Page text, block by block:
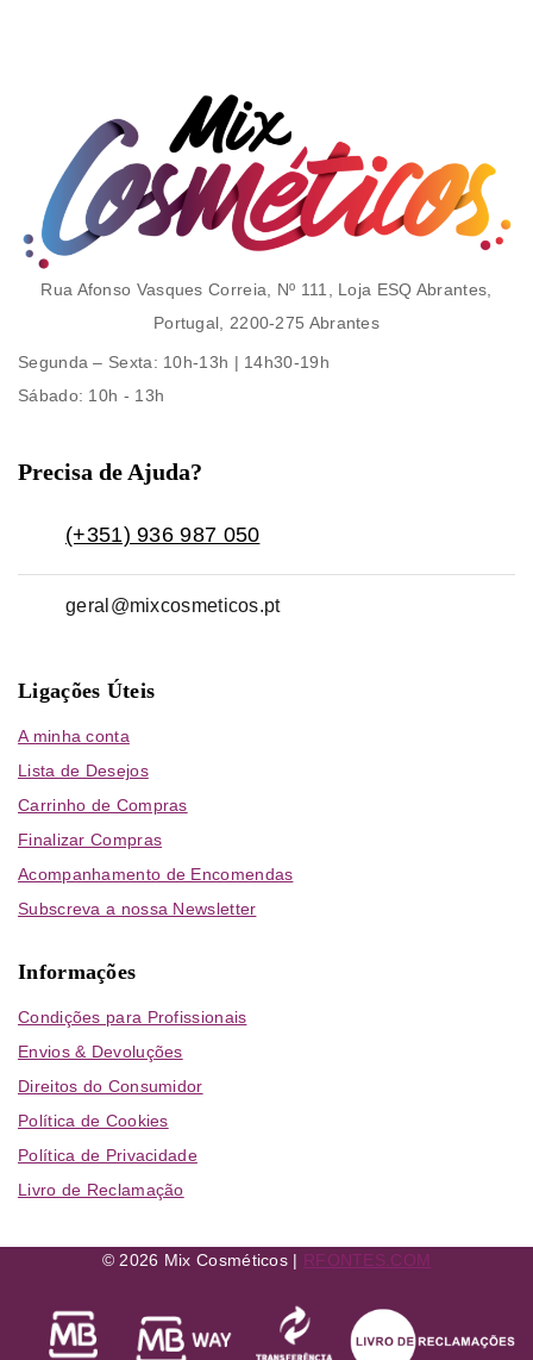
Rua Afonso Vasques Correia, Nº 111, Loja ESQ Abrantes,
Portugal, 2200-275 Abrantes
Segunda – Sexta: 10h-13h | 14h30-19h
Sábado: 10h - 13h
Precisa de Ajuda?
(+351) 936 987 050
geral@mixcosmeticos.pt
Ligações Úteis
A minha conta
Lista de Desejos
Carrinho de Compras
Finalizar Compras
Acompanhamento de Encomendas
Subscreva a nossa Newsletter
Informações
Condições para Profissionais
Envios & Devoluções
Direitos do Consumidor
Política de Cookies
Política de Privacidade
Livro de Reclamação
© 2026 Mix Cosméticos | RFONTES.COM